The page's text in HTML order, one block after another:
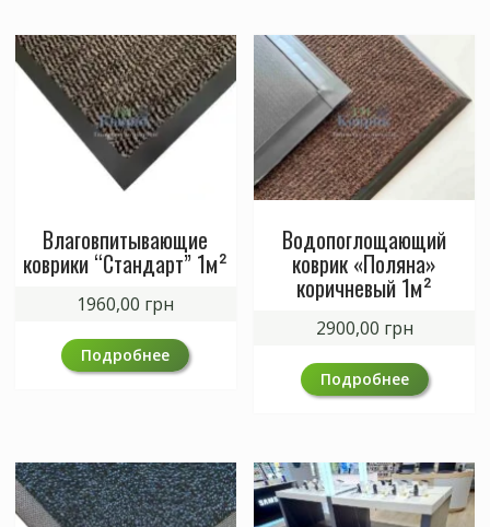
Влаговпитывающие
коврики “Стандарт” 1м²
1960,00 грн
Подробнее
Водопоглощающий
коврик «Поляна»
коричневый 1м²
2900,00 грн
Подробнее